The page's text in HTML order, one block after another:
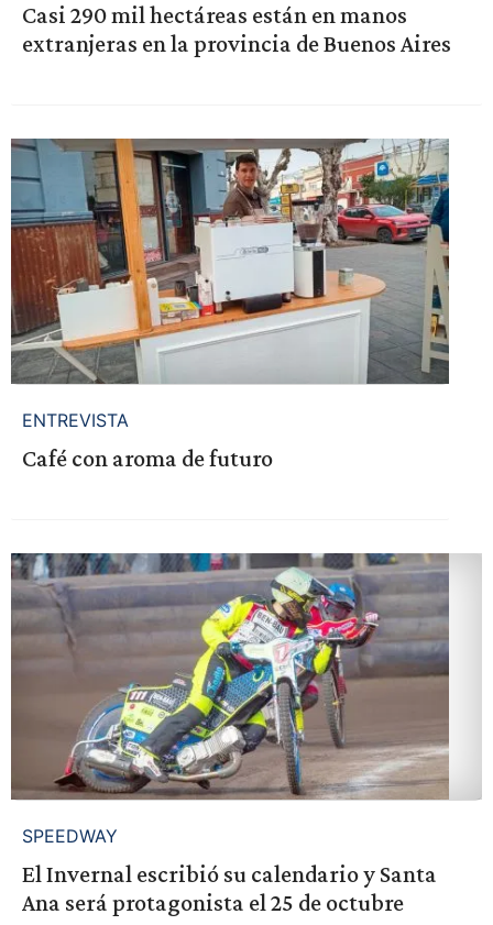
Casi 290 mil hectáreas están en manos
extranjeras en la provincia de Buenos Aires
ENTREVISTA
Café con aroma de futuro
SPEEDWAY
El Invernal escribió su calendario y Santa
Ana será protagonista el 25 de octubre